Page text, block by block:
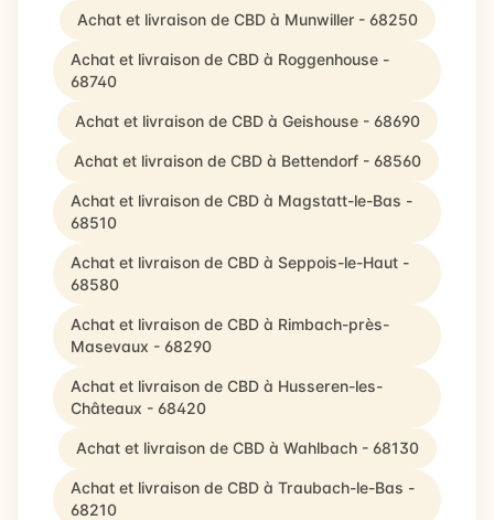
Achat et livraison de CBD à Munwiller - 68250
Achat et livraison de CBD à Roggenhouse -
68740
Achat et livraison de CBD à Geishouse - 68690
Achat et livraison de CBD à Bettendorf - 68560
Achat et livraison de CBD à Magstatt-le-Bas -
68510
Achat et livraison de CBD à Seppois-le-Haut -
68580
Achat et livraison de CBD à Rimbach-près-
Masevaux - 68290
Achat et livraison de CBD à Husseren-les-
Châteaux - 68420
Achat et livraison de CBD à Wahlbach - 68130
Achat et livraison de CBD à Traubach-le-Bas -
68210